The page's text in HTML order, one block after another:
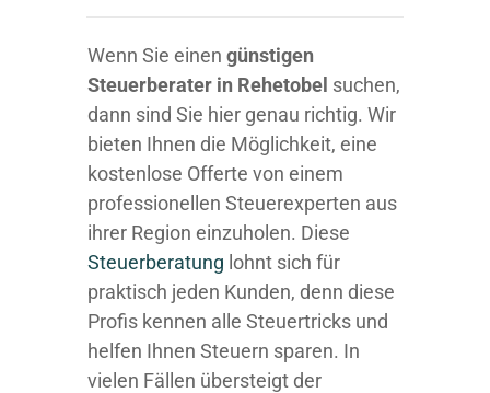
Wenn Sie einen günstigen
Steuerberater in Rehetobel suchen,
dann sind Sie hier genau richtig. Wir
bieten Ihnen die Möglichkeit, eine
kostenlose Offerte von einem
professionellen Steuerexperten aus
ihrer Region einzuholen. Diese
Steuerberatung lohnt sich für
praktisch jeden Kunden, denn diese
Profis kennen alle Steuertricks und
helfen Ihnen Steuern sparen. In
vielen Fällen übersteigt der